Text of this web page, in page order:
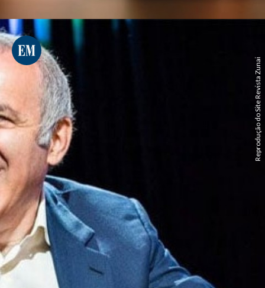
Reprodução do Site Revista Zunai